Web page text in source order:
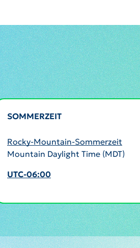
SOMMERZEIT
Rocky-Mountain-Sommerzeit
Mountain Daylight Time (MDT)
UTC-06:00